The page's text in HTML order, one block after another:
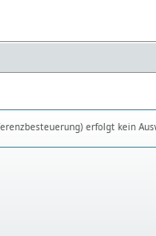
erfolgt kein